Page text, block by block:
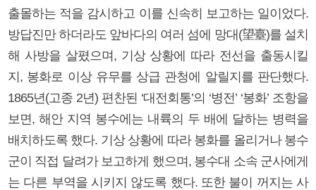
출몰하는 적을 감시하고 이를 신속히 보고하는 일이었다.
방답진만 하더라도 앞바다의 여러 섬에 망대(望臺)를 설치
해 사방을 살폈으며, 기상 상황에 따라 전선을 출동시킬
지, 봉화로 이상 유무를 상급 관청에 알릴지를 판단했다.
1865년(고종 2년) 편찬된 ‘대전회통’의 ‘병전’ ‘봉화’ 조항을
보면, 해안 지역 봉수에는 내륙의 두 배에 달하는 병력을
배치하도록 했다. 기상 상황에 따라 봉화를 올리거나 봉수
군이 직접 달려가 보고하게 했으며, 봉수대 소속 군사에게
는 다른 부역을 시키지 않도록 했다. 또한 불이 꺼지는 사